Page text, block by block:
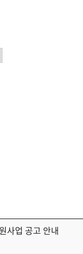
사업 공고 안내